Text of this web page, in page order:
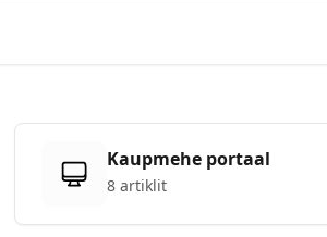
Kaupmehe portaal
8 artiklit